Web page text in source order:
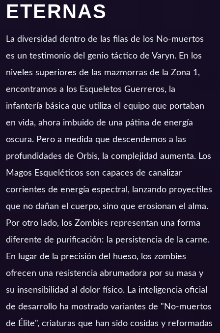
ETERNAS
La diversidad dentro de las filas de los No-muertos
es un testimonio del genio táctico de Varyn. En los
niveles superiores de las mazmorras de la Zona 1,
encontramos a los Esqueletos Guerreros, la
infantería básica que utiliza el equipo que portaban
en vida, ahora imbuido de una pátina de energía
oscura. Pero a medida que descendemos a las
profundidades de Orbis, la complejidad aumenta. Los
Magos Esqueléticos son capaces de canalizar
corrientes de energía espectral, lanzando proyectiles
que no dañan el cuerpo, sino que erosionan el alma.
Por otro lado, los Zombies representan una forma
diferente de purificación: la persistencia de la carne.
En lugar de la precisión del hueso, los zombies
ofrecen una resistencia abrumadora por su masa y
su insensibilidad al dolor físico. La inteligencia oficial
de desarrollo ha mostrado variantes de "No-muertos
de Élite", criaturas que han sido cosidas y reformadas